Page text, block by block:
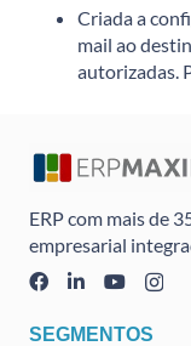
Criada a
mail ao
autorizadas.
ERP com mais de
empresarial
SEGMENTOS